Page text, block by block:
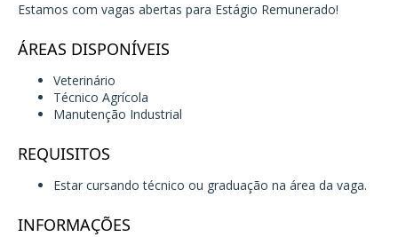
Estamos com vagas abertas para Estágio Remunerado!
ÁREAS DISPONÍVEIS
Veterinário
Técnico Agrícola
Manutenção Industrial
REQUISITOS
Estar cursando técnico ou graduação na área da vaga.
INFORMAÇÕES